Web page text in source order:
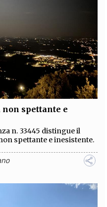
non spettante e
n. 33445 distingue il
spettante e inesistente.